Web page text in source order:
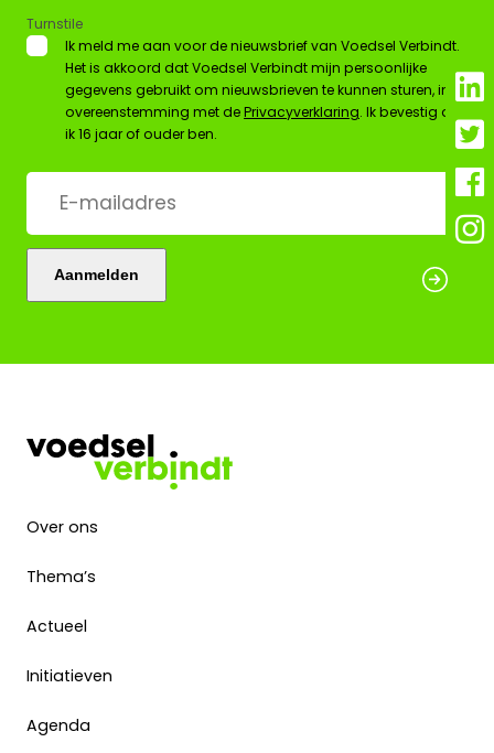
E-
mailadres*
*
Ik meld me aan voor de nieuwsbrief van Voedsel Verbindt.
Het is akkoord dat Voedsel Verbindt mijn persoonlijke
gegevens gebruikt om nieuwsbrieven te kunnen sturen, in
overeenstemming met dePrivacyverklaring. Ik bevestig dat
ik 16 jaar of ouder ben.
Turnstile
Aanmelden
Over ons
Thema’s
Actueel
Initiatieven
Agenda